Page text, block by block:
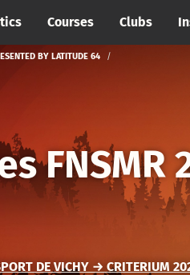
Courses Clubs
BY LATITUDE 64
FNSMR
DE VICHY → CRITERIUM